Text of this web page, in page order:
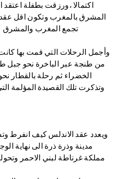
اكتمالا ،ورزقت بطفلة اعتقد
المشرق بالمغرب وتكون اقل
تجمع المغرب
وأجمل الرحلات التي قمت بها
من طنجة عبر الباخرة نحو جبل
الخضراء ثم رحلة بالقطار
وتذكرت تلك القصيدة المؤلمة
ويعدد عقد الاندلس كيف انفرط
مدينة وذرة ذرة الى نهاية
مملكة غرناطة لبني الاحمر